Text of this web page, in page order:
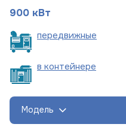
900 кВт
передвижные
в контейнере
Модель